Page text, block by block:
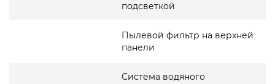
подсветкой
Пылевой фильтр на верхней
панели
Система водяного